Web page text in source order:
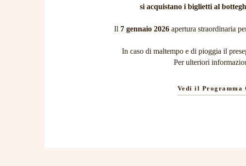
si acquistano i biglietti al
Il 7 gennaio 2026 apertura straordinaria
In caso di maltempo e di pioggia il
Per ulteriori
Vedi il Programma